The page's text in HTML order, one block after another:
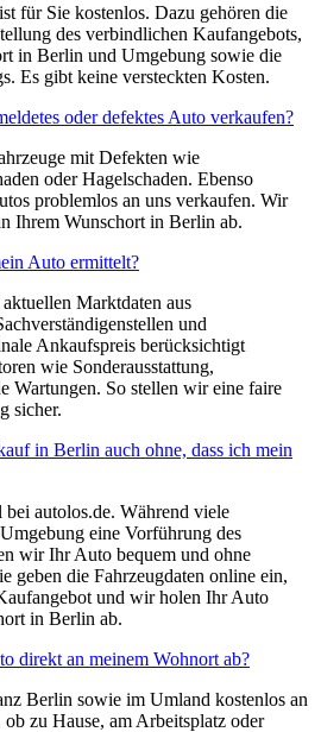
für Sie kostenlos. Dazu gehören die
des verbindlichen Kaufangebots,
in Berlin und Umgebung sowie die
Es gibt keine versteckten Kosten.
oder defektes Auto verkaufen?
mit Defekten wie
oder Hagelschaden. Ebenso
problemlos an uns verkaufen. Wir
Ihrem Wunschort in Berlin ab.
Auto ermittelt?
Marktdaten aus
und
Ankaufspreis berücksichtigt
wie Sonderausstattung,
Wartungen. So stellen wir eine faire
sicher.
in Berlin auch ohne, dass ich mein
bei autolos.de. Während viele
eine Vorführung des
wir Ihr Auto bequem und ohne
geben die Fahrzeugdaten online ein,
und wir holen Ihr Auto
in Berlin ab.
direkt an meinem Wohnort ab?
Berlin sowie im Umland kostenlos an
zu Hause, am Arbeitsplatz oder